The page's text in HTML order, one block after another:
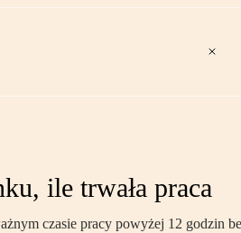
ile trwała praca
czasie pracy powyżej 12 godzin